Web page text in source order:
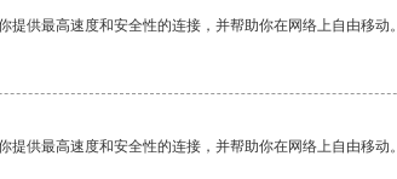
提供最高速度和安全性的连接，并帮助你在网络上自由移动。
提供最高速度和安全性的连接，并帮助你在网络上自由移动。